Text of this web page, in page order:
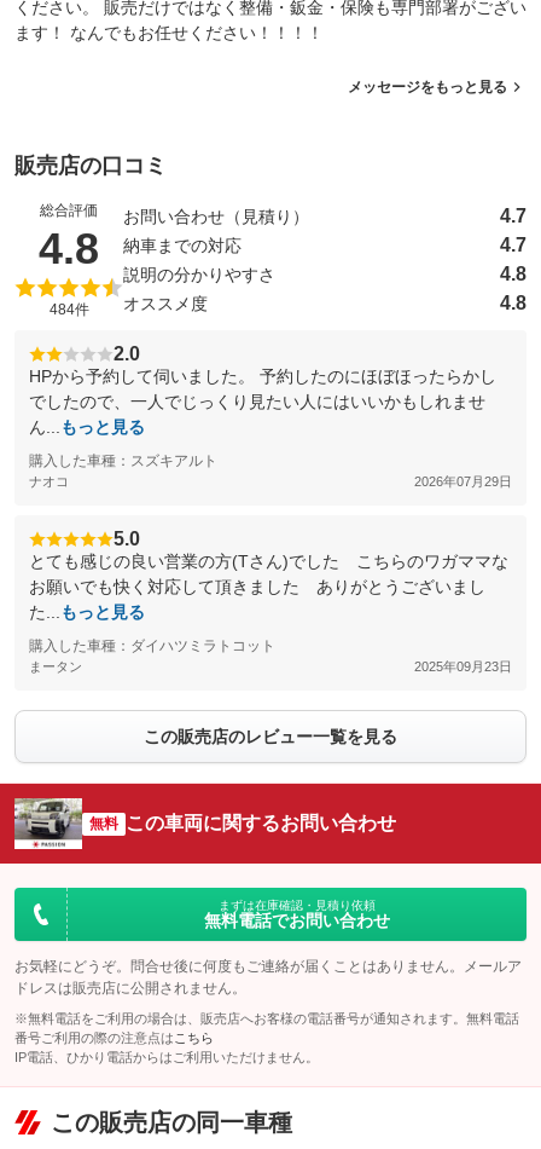
ください。 販売だけではなく整備・鈑金・保険も専門部署がござい
ます！ なんでもお任せください！！！！
メッセージをもっと見る
販売店の口コミ
総合評価
4.8 （5点満点中）
484件
お問い合わせ（見積り） 4.7
納車までの対応 4.7
説明の分かりやすさ 4.8
オススメ度 4.8
2.0
HPから予約して伺いました。 予約したのにほぼほったらかし
でしたので、一人でじっくり見たい人にはいいかもしれませ
ん...
もっと見る
購入した車種：スズキアルト
ナオコ 2026年07月29日
5.0
とても感じの良い営業の方(Tさん)でした こちらのワガママな
お願いでも快く対応して頂きました ありがとうございまし
た...
もっと見る
購入した車種：ダイハツミラトコット
まータン 2025年09月23日
この販売店のレビュー一覧を見る
無料 この車両に関するお問い合わせ
まずは在庫確認・見積り依頼
無料電話でお問い合わせ
お気軽にどうぞ。問合せ後に何度もご連絡が届くことはありません。メールア
ドレスは販売店に公開されません。
※無料電話をご利用の場合は、販売店へお客様の電話番号が通知されます。無料電話
番号ご利用の際の注意点は こちら
IP電話、ひかり電話からはご利用いただけません。
この販売店の同一車種